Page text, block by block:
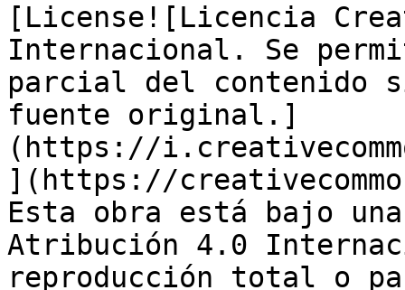
[License![Licencia
Internacional. Se
parcial del contenido
fuente original.]
(https://
](https://
Esta obra está bajo
Atribución 4.0
reproducción total o